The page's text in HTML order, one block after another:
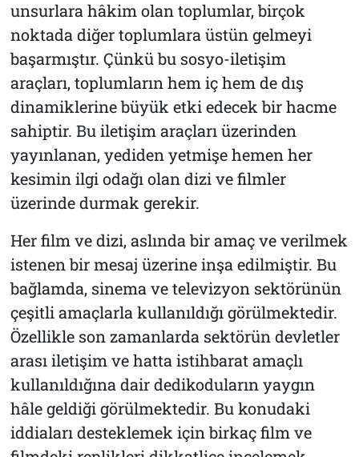
unsurlara hâkim olan toplumlar, birçok
noktada diğer toplumlara üstün gelmeyi
başarmıştır. Çünkü bu sosyo-iletişim
araçları, toplumların hem iç hem de dış
dinamiklerine büyük etki edecek bir hacme
sahiptir. Bu iletişim araçları üzerinden
yayınlanan, yediden yetmişe hemen her
kesimin ilgi odağı olan dizi ve filmler
üzerinde durmak gerekir.
Her film ve dizi, aslında bir amaç ve verilmek
istenen bir mesaj üzerine inşa edilmiştir. Bu
bağlamda, sinema ve televizyon sektörünün
çeşitli amaçlarla kullanıldığı görülmektedir.
Özellikle son zamanlarda sektörün devletler
arası iletişim ve hatta istihbarat amaçlı
kullanıldığına dair dedikoduların yaygın
hâle geldiği görülmektedir. Bu konudaki
iddiaları desteklemek için birkaç film ve